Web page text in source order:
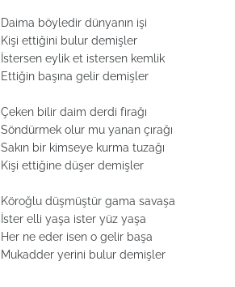
Daima böyledir dünyanın işi
Kişi ettiğini bulur demişler
İstersen eylik et istersen kemlik
Ettiğin başına gelir demişler
Çeken bilir daim derdi firağı
Söndürmek olur mu yanan çırağı
Sakın bir kimseye kurma tuzağı
Kişi ettiğine düşer demişler
Köroğlu düşmüştür gama savaşa
İster elli yaşa ister yüz yaşa
Her ne eder isen o gelir başa
Mukadder yerini bulur demişler